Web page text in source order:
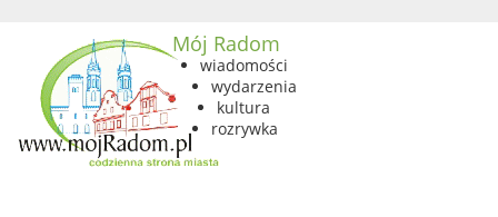
Mój Radom
wiadomości
wydarzenia
kultura
rozrywka